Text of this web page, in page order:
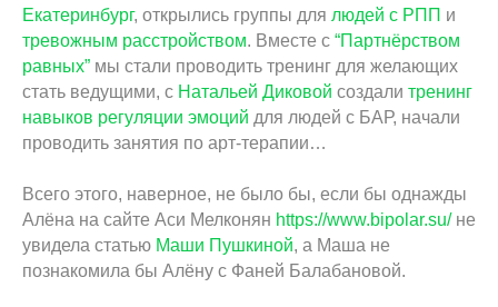
Екатеринбург, открылись группы для людей с РПП и
тревожным расстройством. Вместе с “Партнёрством
равных” мы стали проводить тренинг для желающих
стать ведущими, c Натальей Диковой создали тренинг
навыков регуляции эмоций для людей с БАР, начали
проводить занятия по арт-терапии…
Всего этого, наверное, не было бы, если бы однажды
Алёна на сайте Аси Мелконян https://www.bipolar.su/не
увидела статью Маши Пушкиной, а Маша не
познакомила бы Алёну с Фаней Балабановой.